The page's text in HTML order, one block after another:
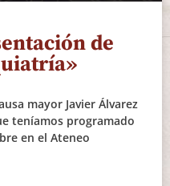
de
mayor Javier Álvarez
teníamos programado
en el Ateneo